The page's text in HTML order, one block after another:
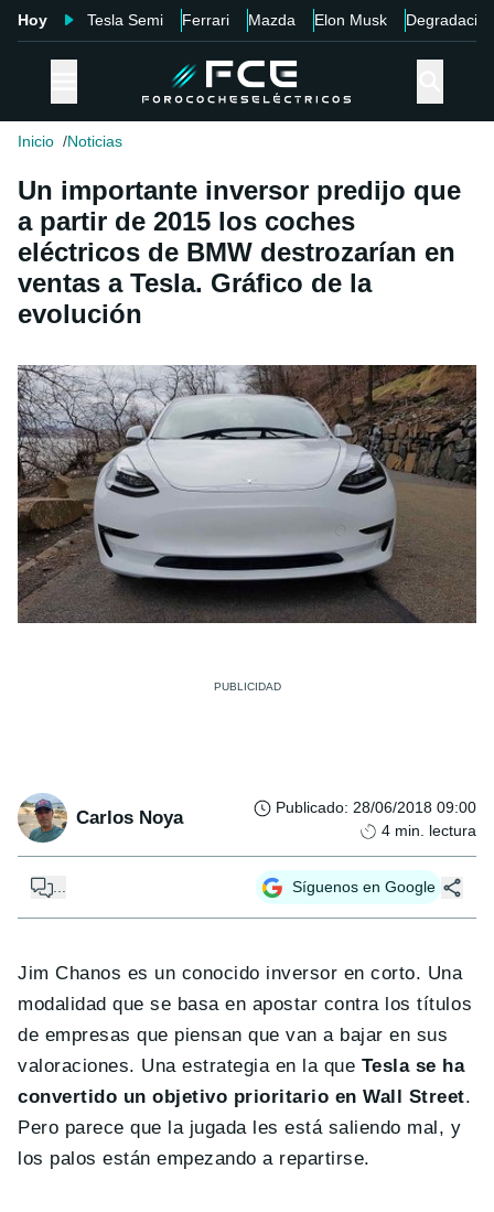
Hoy Tesla Semi Ferrari Mazda Elon Musk Degradación
Inicio Noticias
Un importante inversor predijo que
a partir de 2015 los coches
eléctricos de BMW destrozarían en
ventas a Tesla. Gráfico de la
evolución
Carlos Noya Publicado: 28/06/2018 09:00
4 min. lectura
... Síguenos en Google
Jim Chanos es un conocido inversor en corto. Una
modalidad que se basa en apostar contra los títulos
de empresas que piensan que van a bajar en sus
valoraciones. Una estrategia en la que Tesla se ha
convertido un objetivo prioritario en Wall Street.
Pero parece que la jugada les está saliendo mal, y
los palos están empezando a repartirse.